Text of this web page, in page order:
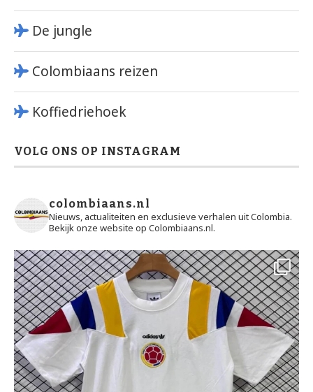
De jungle
Colombiaans reizen
Koffiedriehoek
VOLG ONS OP INSTAGRAM
colombiaans.nl
Nieuws, actualiteiten en exclusieve verhalen uit Colombia.
Bekijk onze website op Colombiaans.nl.